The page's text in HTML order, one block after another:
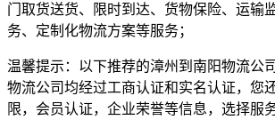
门取货送货、限时到达、货物保险、运输
务、定制化物流方案等服务；
温馨提示： 以下推荐的漳州到南阳物流公
物流公司均经过工商认证和实名认证，您
限，会员认证，企业荣誉等信息，选择服